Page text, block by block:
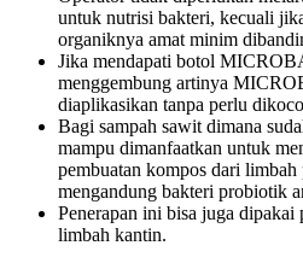
untuk nutrisi bakteri, kecuali
organiknya amat minim
Jika mendapati botol
menggembung artinya
diaplikasikan tanpa perlu
Bagi sampah sawit dimana
mampu dimanfaatkan untuk
pembuatan kompos dari
mengandung bakteri probiotik
Penerapan ini bisa juga dipakai
limbah kantin.